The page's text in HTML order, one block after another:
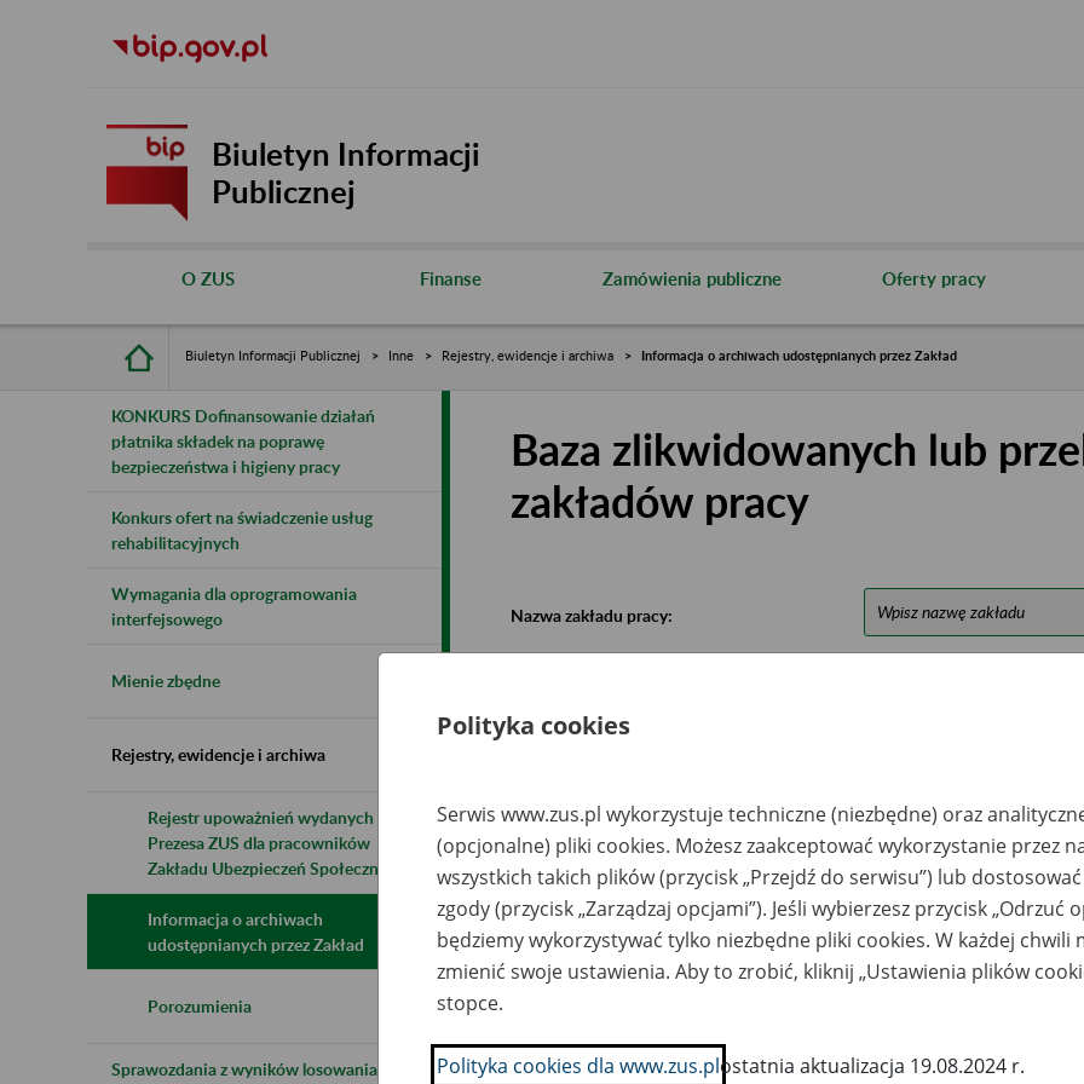
Biuletyn Informacji
Publicznej
O ZUS Finanse Zamówienia publiczne Oferty pracy
Biuletyn Informacji Publicznej Inne Rejestry, ewidencje i archiwa Informacja o archiwach udostępnianych przez Zakład
KONKURS Dofinansowanie działań
płatnika składek na poprawę
bezpieczeństwa i higieny pracy
Konkurs ofert na świadczenie usług
rehabilitacyjnych
Wymagania dla oprogramowania
interfejsowego
Mienie zbędne
Rejestry, ewidencje i archiwa
Rejestr upoważnień wydanych przez
Prezesa ZUS dla pracowników
Zakładu Ubezpieczeń Społecznych
Informacja o archiwach
udostępnianych przez Zakład
Porozumienia
Sprawozdania z wyników losowania do
Baza zlikwidowanych lub
zakładów pracy
Nazwa zakładu pracy:
Nazwa
zlikwidowanego
zakładu pracy
Miejsce
przechowywania
dokumentów
Nr zespołu akt w
archiwum
państwowym
Daty
Gminna Spółdzielnia
Samopomoc
Spółdzielnia Rolniczo-
Handlowa
Polityka cookies
Serwis www.zus.pl wykorzystuje techniczne (niezbędne) oraz
(opcjonalne) pliki cookies. Możesz zaakceptować wykorzystanie przez
wszystkich takich plików (przycisk „Przejdź do serwisu”) lub
zgody (przycisk „Zarządzaj opcjami”). Jeśli wybierzesz przycisk „Odrzuć
będziemy wykorzystywać tylko niezbędne pliki cookies. W każdej chwili
zmienić swoje ustawienia. Aby to zrobić, kliknij „Ustawienia plików
stopce.
Polityka cookies dla www.zus.plostatnia aktualizacja 19.08.2024 r.